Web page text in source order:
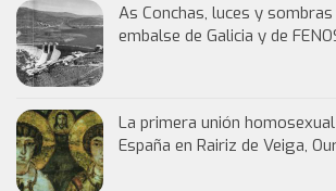
As Conchas, luces y
embalse de Galicia y de
La primera unión
España en Rairiz de Veiga,